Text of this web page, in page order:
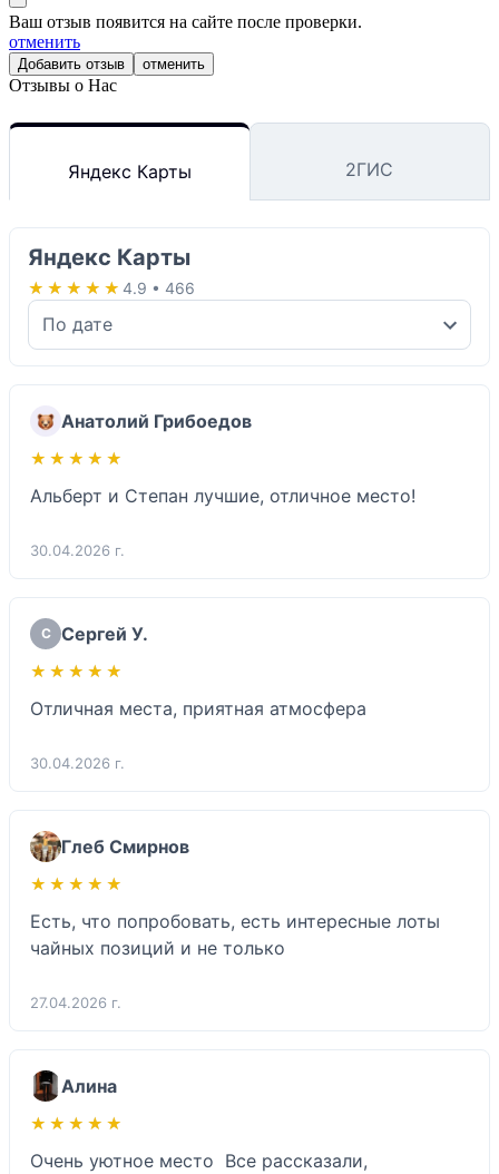
Ваш отзыв появится на сайте после проверки.
отменить
отменить
Отзывы о Нас
Яндекс Карты 2ГИС
Яндекс Карты
★★★★★
★★★★★ 4.9 • 466
Анатолий Грибоедов
★★★★★
★★★★★
Альберт и Степан лучшие, отличное место!
30.04.2026 г.
С Сергей У.
★★★★★
★★★★★
Отличная места, приятная атмосфера
30.04.2026 г.
Глеб Смирнов
★★★★★
★★★★★
Есть, что попробовать, есть интересные лоты
чайных позиций и не только
27.04.2026 г.
Алина
★★★★★
★★★★★
Очень уютное место  Все рассказали,